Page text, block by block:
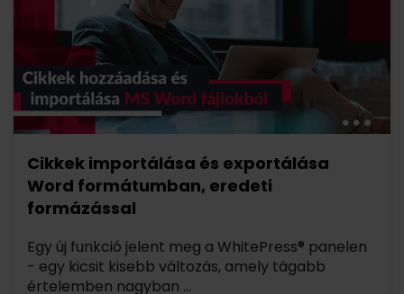
Cikkek importálása és exportálása
Word formátumban, eredeti
formázással
Egy új funkció jelent meg a WhitePress® panelen
- egy kicsit kisebb változás, amely tágabb
értelemben nagyban ...